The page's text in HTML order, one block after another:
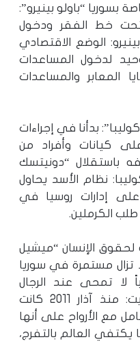
بسوريا “باولو بينيرو”:
تحت خط الفقر ودخول
الوضع الاقتصادي
لدخول المساعدات
المعابر والمساعدات
بدأنا في إجراءات
كيانات وأفراد من
باستقلال “دونيتسك
نظام الأسد يحاول
على إدارات روسيا في
الكرملين.
الإنسان “ميشيل
تزال مستمرة في سوريا
لا تمحى عند الرجال
والنساء والأطفال. وقالت باشليت: منذ آذار 2011 كانت
مع الأرواح على أنها
العالم بالتفرج،